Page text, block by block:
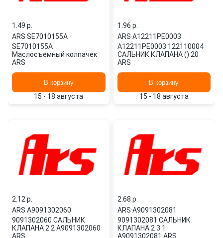
1.49 p.
ARS·SE7010155A
SE7010155A
Маслосъемный колпачек
ARS
В корзину
15 - 18 августа
1.96 p.
ARS·A12211PE0003
A12211PE0003 122110004
САЛЬНИК КЛАПАНА () 20
ARS
В корзину
15 - 18 августа
2.12 p.
ARS·A9091302060
9091302060 САЛЬНИК
КЛАПАНА 2 2 A9091302060
ARS
2.68 p.
ARS·A9091302081
9091302081 САЛЬНИК
КЛАПАНА 2 3 1
A9091302081 ARS